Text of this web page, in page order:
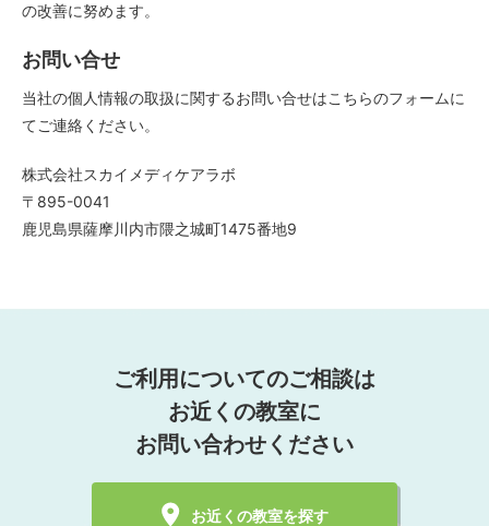
の改善に努めます。
お問い合せ
当社の個人情報の取扱に関するお問い合せはこちらのフォームに
てご連絡ください。
株式会社スカイメディケアラボ
〒895-0041
鹿児島県薩摩川内市隈之城町1475番地9
ご利用についてのご相談は
お近くの教室に
お問い合わせください
お近くの教室を探す